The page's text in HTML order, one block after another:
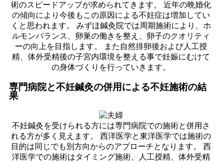
術のスピードアップが求められてきます。 近年の晩婚化
の傾向により今後もこの原因による不妊症は増加してい
くと思われます。 みずほ鍼灸院では周期施術により、ホ
ルモンバランス、卵巣の働きを整え、卵子のクオリティ
ーの向上を目指します。 また自然排卵後および人工授
精、体外受精後の子宮内環境を整える事で妊娠にむけて
の身体づくりを行っていきます。
専門病院と不妊鍼灸の併用による不妊施術の結
果
不妊鍼灸を受けられる方には専門病院での施術と併用さ
れる方が多く見えます。 西洋医学と東洋医学では施術の
目的は同じでも別方向からのアプローチとなります。 西
洋医学での施術はタイミング施術、人工授精、体外受精